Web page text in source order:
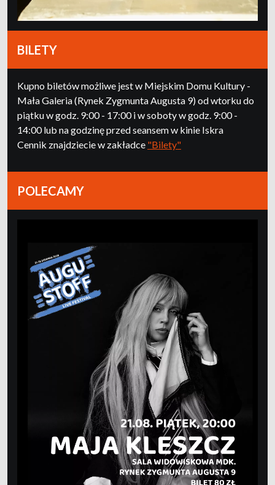
BILETY
Kupno biletów możliwe jest w Miejskim Domu Kultury -
Mała Galeria (Rynek Zygmunta Augusta 9) od wtorku do
piątku w godz. 9:00 - 17:00 i w soboty w godz. 9:00 -
14:00 lub na godzinę przed seansem w kinie Iskra
Cennik znajdziecie w zakładce "Bilety"
POLECAMY